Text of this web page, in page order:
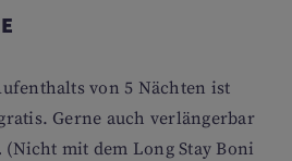
von 5 Nächten ist
Gerne auch verlängerbar
(Nicht mit dem Long Stay Boni